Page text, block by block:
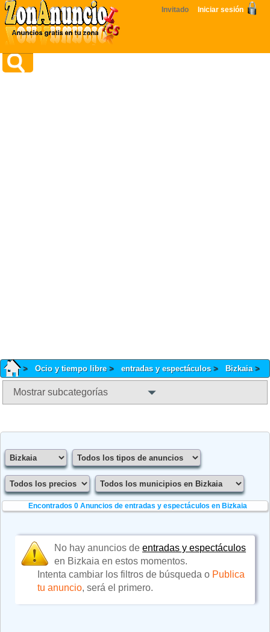
Invitado Iniciar sesión
Ocio y tiempo libre entradas y espectáculos Bizkaia
Mostrar subcategorías
Encontrados 0 Anuncios de entradas y espectáculos en Bizkaia
No hay anuncios deentradas y espectáculos
en Bizkaia en estos momentos.
Intenta cambiar los filtros de búsqueda o Publica
tu anuncio, será el primero.